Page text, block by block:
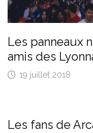
Les panneaux
amis des
19 juillet 2018
Les fans de